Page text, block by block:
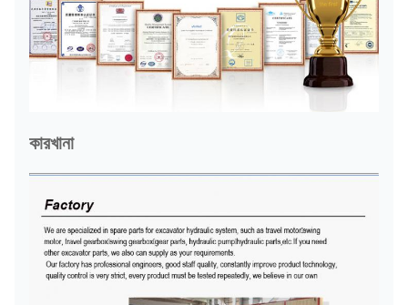
কারখানা